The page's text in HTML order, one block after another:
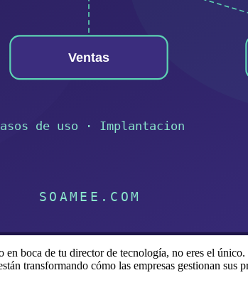
boca de tu director de tecnología, no eres el
transformando cómo las empresas gestionan sus